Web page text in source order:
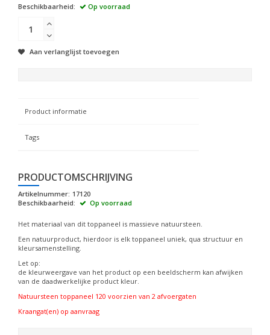
Beschikbaarheid:
Op voorraad
Aan verlanglijst toevoegen
Product informatie
Tags
PRODUCTOMSCHRIJVING
Artikelnummer: 17120
Beschikbaarheid:
Op voorraad
Het materiaal van dit toppaneel is massieve natuursteen.
Een natuurproduct, hierdoor is elk toppaneel uniek, qua structuur en
kleursamenstelling.
Let op:
de kleurweergave van het product op een beeldscherm kan afwijken
van de daadwerkelijke product kleur.
Natuursteen toppaneel 120 voorzien van 2 afvoergaten
Kraangat(en) op aanvraag